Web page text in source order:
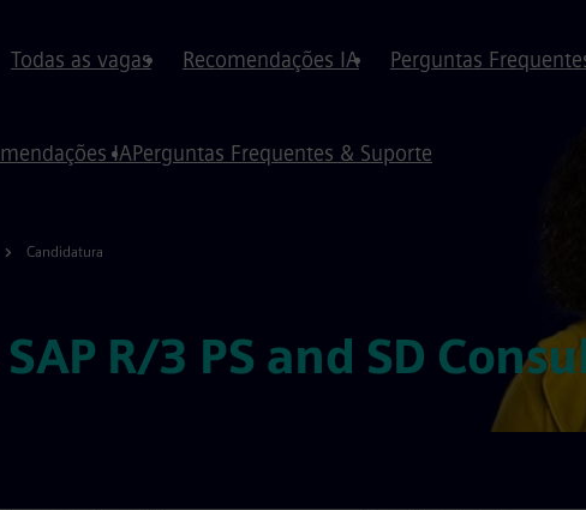
Todas as vagas Recomendações IA Perguntas
IAPerguntas Frequentes & Suporte
Candidatura
R/3 PS and SD